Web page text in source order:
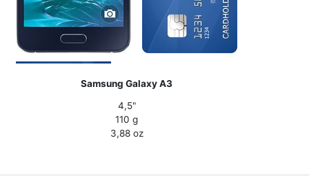
Samsung Galaxy A3
4,5"
110 g
3,88 oz